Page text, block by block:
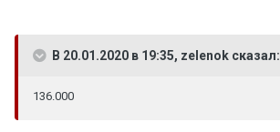
В 20.01.2020 в 19:35, zelenok сказал:
136.000